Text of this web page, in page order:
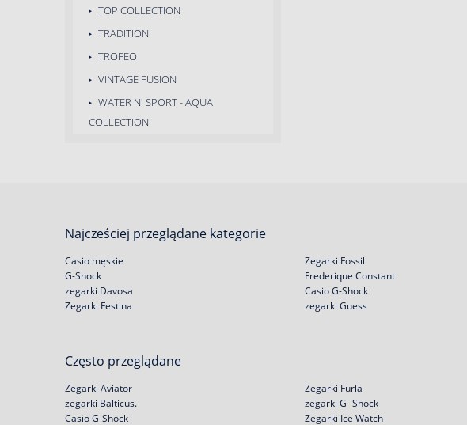
TOP COLLECTION
TRADITION
TROFEO
VINTAGE FUSION
WATER N' SPORT - AQUA
COLLECTION
Najcześciej przeglądane kategorie
Casio męskie
G-Shock
zegarki Davosa
Zegarki Festina
Zegarki Fossil
Frederique Constant
Casio G-Shock
zegarki Guess
Często przeglądane
Zegarki Aviator
zegarki Balticus.
Casio G-Shock
Zegarki Furla
zegarki G- Shock
Zegarki Ice Watch